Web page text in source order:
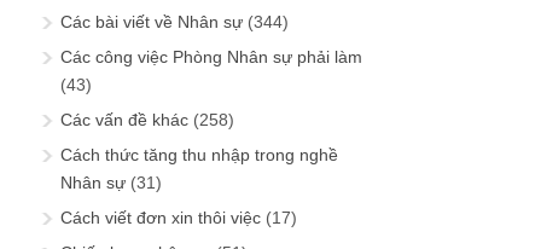
Các bài viết về Nhân sự (344)
Các công việc Phòng Nhân sự phải làm
(43)
Các vấn đề khác (258)
Cách thức tăng thu nhập trong nghề
Nhân sự (31)
Cách viết đơn xin thôi việc (17)